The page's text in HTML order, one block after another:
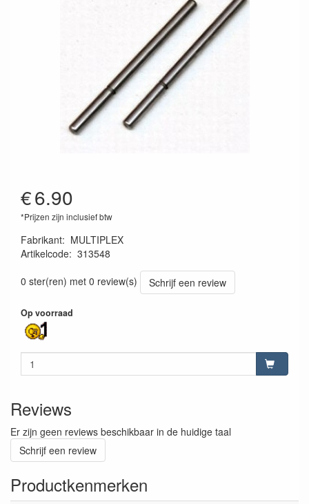
€6.90
*Prijzen zijn inclusief btw
Fabrikant: MULTIPLEX
Artikelcode: 313548
0 ster(ren) met 0 review(s)
Schrijf een review
Op voorraad
Reviews
Er zijn geen reviews beschikbaar in de huidige taal
Schrijf een review
Productkenmerken